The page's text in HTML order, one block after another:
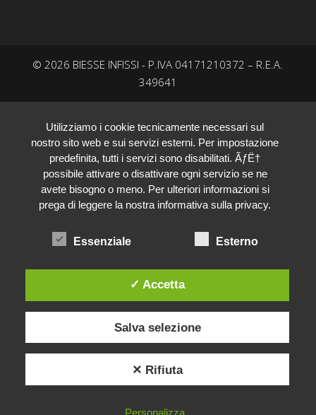
© 2026 BIESSE INFISSI - P.IVA 04171210372 – R.E.A.
349641
Biesse Infissi
Ciao, sono Ilaria!
Come posso aiutarti?
Utilizziamo i cookie tecnicamente necessari sul
nostro sito web e sui servizi esterni. Per impostazione
predefinita, tutti i servizi sono disabilitati. ÃƒË†
possibile attivare o disattivare ogni servizio se ne
avete bisogno o meno. Per ulteriori informazioni si
prega di leggere la nostra informativa sulla privacy.
Essenziale Esterno
✓ Accetta
Salva selezione
✕ Rifiuta
Personalizza